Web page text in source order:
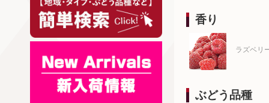
香り
ラズベリ
ぶどう品種